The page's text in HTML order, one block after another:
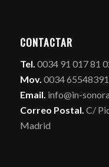
CONTACTAR
Tel. 0034 91 017 81
Mov. 0034
Email. info@in-
Correo Postal. C/
Madrid